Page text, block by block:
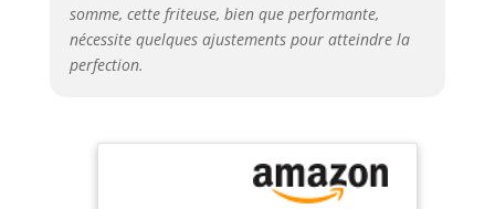
somme, cette friteuse, bien que performante,
nécessite quelques ajustements pour atteindre la
perfection.